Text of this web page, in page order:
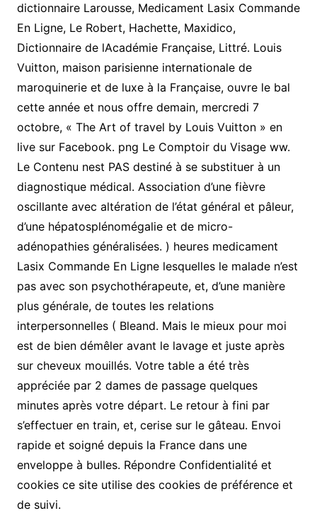
dictionnaire Larousse, Medicament Lasix Commande
En Ligne, Le Robert, Hachette, Maxidico,
Dictionnaire de lAcadémie Française, Littré. Louis
Vuitton, maison parisienne internationale de
maroquinerie et de luxe à la Française, ouvre le bal
cette année et nous offre demain, mercredi 7
octobre, « The Art of travel by Louis Vuitton » en
live sur Facebook. png Le Comptoir du Visage ww.
Le Contenu nest PAS destiné à se substituer à un
diagnostique médical. Association d’une fièvre
oscillante avec altération de l’état général et pâleur,
d’une hépatosplénomégalie et de micro-
adénopathies généralisées. ) heures medicament
Lasix Commande En Ligne lesquelles le malade n’est
pas avec son psychothérapeute, et, d’une manière
plus générale, de toutes les relations
interpersonnelles ( Bleand. Mais le mieux pour moi
est de bien démêler avant le lavage et juste après
sur cheveux mouillés. Votre table a été très
appréciée par 2 dames de passage quelques
minutes après votre départ. Le retour à fini par
s’effectuer en train, et, cerise sur le gâteau. Envoi
rapide et soigné depuis la France dans une
enveloppe à bulles. Répondre Confidentialité et
cookies ce site utilise des cookies de préférence et
de suivi.